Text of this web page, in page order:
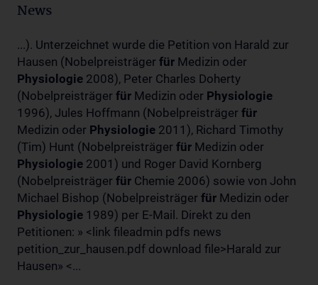
News
...). Unterzeichnet wurde die Petition von Harald zur
Hausen (Nobelpreisträger für Medizin oder
Physiologie 2008), Peter Charles Doherty
(Nobelpreisträger für Medizin oder Physiologie
1996), Jules Hoffmann (Nobelpreisträger für
Medizin oder Physiologie 2011), Richard Timothy
(Tim) Hunt (Nobelpreisträger für Medizin oder
Physiologie 2001) und Roger David Kornberg
(Nobelpreisträger für Chemie 2006) sowie von John
Michael Bishop (Nobelpreisträger für Medizin oder
Physiologie 1989) per E-Mail. Direkt zu den
Petitionen: » <link fileadmin pdfs news
petition_zur_hausen.pdf download file>Harald zur
Hausen» <...